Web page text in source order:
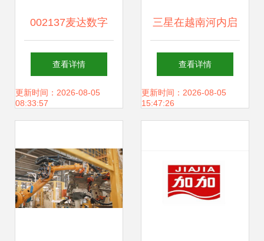
002137麦达数字
意图难测，散户需
穿好盔甲投资兴办
查看详情
更新时间：2026-08-05
08:33:57
三星在越南河内启
动新研发中心建
设，投资2.2亿美元
查看详情
更新时间：2026-08-05
15:47:26